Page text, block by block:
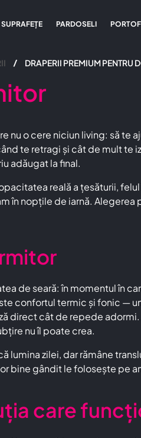
SUPRAFEȚE PARDOSELI
DRAPERII PREMIUM PENTRU
o cere niciun living: să te
te retragi și cât de mult
adăugat la final.
reală a țesăturii,
nopțile de iarnă.
de seară: în momentul în
confortul termic și fonic —
cât de repede
nu îl poate crea.
zilei, dar rămâne
bine gândit le folosește pe
care